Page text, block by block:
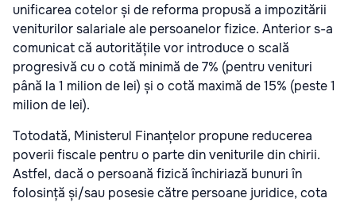
unificarea cotelor și de reforma propusă a impozitării
veniturilor salariale ale persoanelor fizice. Anterior s-a
comunicat că autoritățile vor introduce o scală
progresivă cu o cotă minimă de 7% (pentru venituri
până la 1 milion de lei) și o cotă maximă de 15% (peste 1
milion de lei).
Totodată, Ministerul Finanțelor propune reducerea
poverii fiscale pentru o parte din veniturile din chirii.
Astfel, dacă o persoană fizică închiriază bunuri în
folosință și/sau posesie către persoane juridice, cota